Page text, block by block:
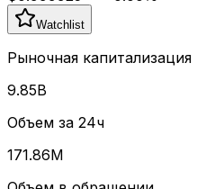
Watchlist
Рыночная капитализация
9.85B
Объем за 24ч
171.86M